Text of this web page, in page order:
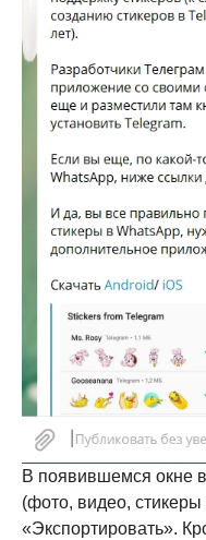
В появившемся окне
(фото, видео, стикеры
«Экспортировать».